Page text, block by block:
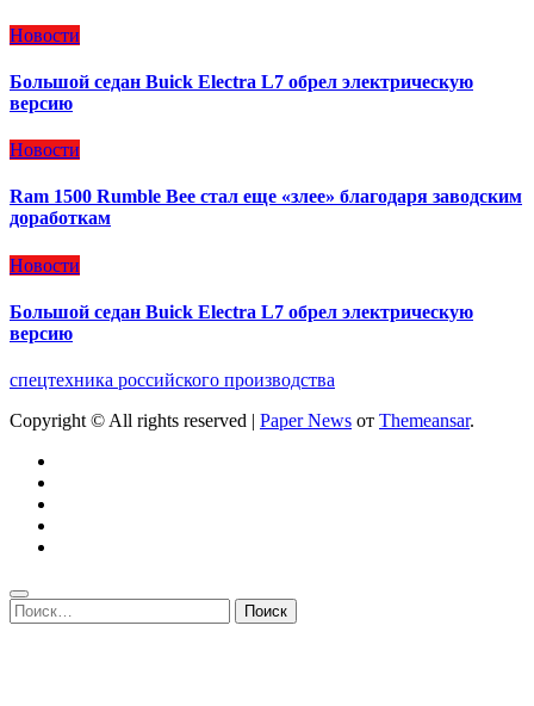
Новости
Большой седан Buick Electra L7 обрел электрическую
версию
Новости
Ram 1500 Rumble Bee стал еще «злее» благодаря заводским
доработкам
Новости
Большой седан Buick Electra L7 обрел электрическую
версию
спецтехника российского производства
Copyright © All rights reserved | Paper News от Themeansar.
Найти: